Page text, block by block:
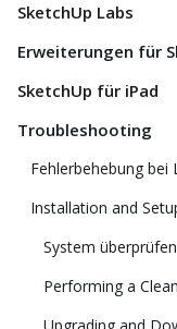
SketchUp Labs
Erweiterungen für
SketchUp für iPad
Troubleshooting
Fehlerbehebung
Installation and
System überprüfen
Performing a